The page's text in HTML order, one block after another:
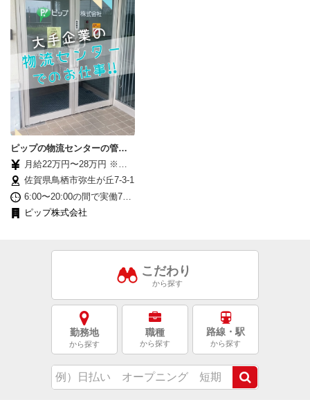
ピップの物流センターの管理
者 月給22万円〜28万円 ※経
験・能力を考慮し決定
佐賀県鳥栖市弥生が丘7-3-1
6:00〜20:00の間で実働7時
間20分のシフト勤務 （休
事内容を覚えてください。
◆日勤のみ！夜勤はありま
ピップ株式会社
こだわり
から探す
勤務地
から探す
職種
から探す
路線・駅
から探す